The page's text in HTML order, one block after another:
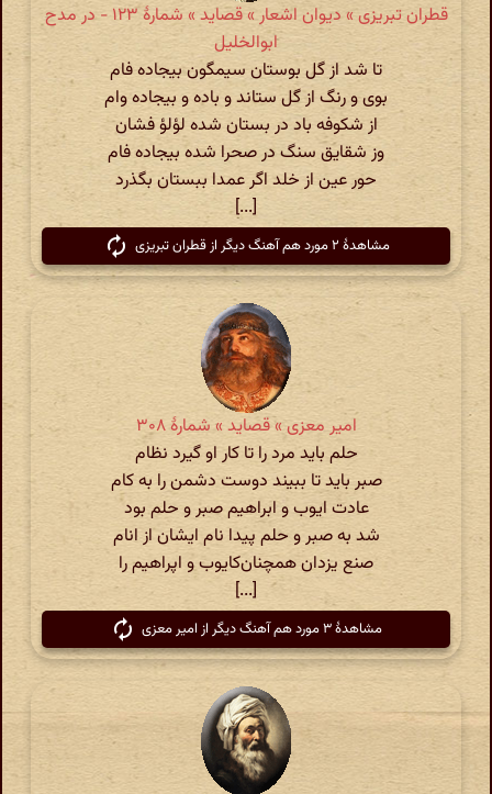
قطران تبریزی » دیوان اشعار » قصاید » شمارهٔ ۱۲۳ - در مدح
ابوالخلیل
تا شد از گل بوستان سیمگون بیجاده فام
بوی و رنگ از گل ستاند و باده و بیجاده وام
از شکوفه باد در بستان شده لؤلؤ فشان
وز شقایق سنگ در صحرا شده بیجاده فام
حور عین از خلد اگر عمدا ببستان بگذرد
[...]
مشاهدهٔ ۲ مورد هم آهنگ دیگر از قطران تبریزی
امیر معزی » قصاید » شمارهٔ ۳۰۸
حلم باید مرد را تا کار او گیرد نظام
صبر باید تا ببیند دوست دشمن را به‌ کام
عادت ایوب و ابراهیم صبر و حلم بود
شد به صبر و حلم پیدا نام ایشان از انام
صنع یزدان همچنان‌کایوب و اپراهیم را
[...]
مشاهدهٔ ۳ مورد هم آهنگ دیگر از امیر معزی